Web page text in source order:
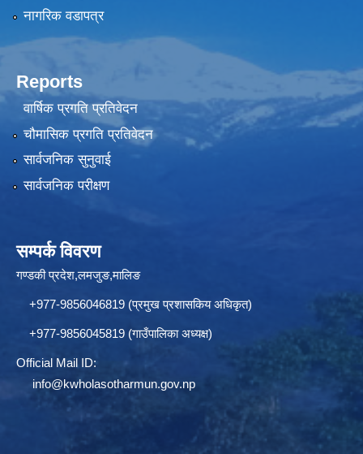
नागरिक वडापत्र
Reports
वार्षिक प्रगति प्रतिवेदन
चौमासिक प्रगति प्रतिवेदन
सार्वजनिक सुनुवाई
सार्वजनिक परीक्षण
सम्पर्क विवरण
गण्डकी प्रदेश,लमजुङ,मालिङ
+977-9856046819 (प्रमुख प्रशासकिय अधिकृत)
+977-9856045819 (गाउँपालिका अध्यक्ष)
Official Mail ID:
info@kwholasotharmun.gov.np